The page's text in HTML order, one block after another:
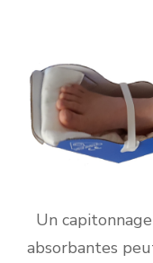
Un
absorbantes